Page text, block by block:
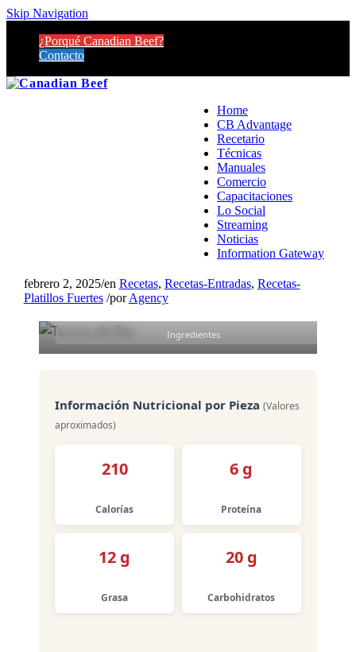
Skip Navigation
¿Porqué Canadian Beef?
Contacto
Home
CB Advantage
Recetario
Técnicas
Manuales
Comercio
Capacitaciones
Lo Social
Streaming
Noticias
Information Gateway
febrero 2, 2025/en Recetas, Recetas-Entradas, Recetas-
Platillos Fuertes /porAgency
Piezas
45 min
Preparación
25 min
Cocción
Ingredientes
Información Nutricional por Pieza(Valores
aproximados)
210
Calorías
6 g
Proteína
12 g
Grasa
20 g
Carbohidratos